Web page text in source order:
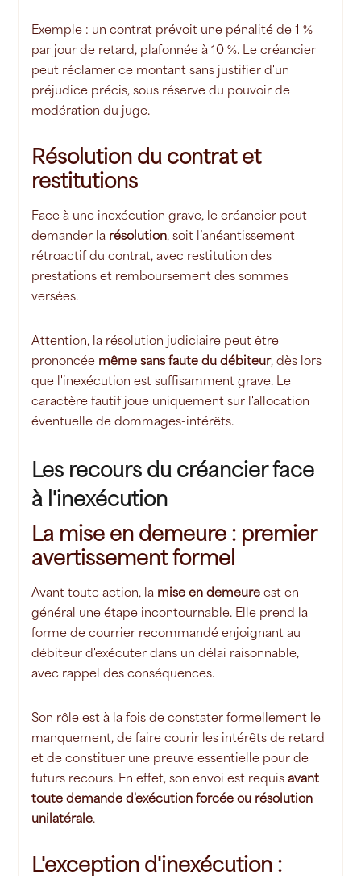
Exemple : un contrat prévoit une pénalité de 1 %
par jour de retard, plafonnée à 10 %. Le créancier
peut réclamer ce montant sans justifier d'un
préjudice précis, sous réserve du pouvoir de
modération du juge.
Résolution du contrat et
restitutions
Face à une inexécution grave, le créancier peut
demander la résolution, soit l’anéantissement
rétroactif du contrat, avec restitution des
prestations et remboursement des sommes
versées.
Attention, la résolution judiciaire peut être
prononcée même sans faute du débiteur, dès lors
que l'inexécution est suffisamment grave. Le
caractère fautif joue uniquement sur l'allocation
éventuelle de dommages-intérêts.
Les recours du créancier face
à l'inexécution
La mise en demeure : premier
avertissement formel
Avant toute action, la mise en demeure est en
général une étape incontournable. Elle prend la
forme de courrier recommandé enjoignant au
débiteur d'exécuter dans un délai raisonnable,
avec rappel des conséquences.
Son rôle est à la fois de constater formellement le
manquement, de faire courir les intérêts de retard
et de constituer une preuve essentielle pour de
futurs recours. En effet, son envoi est requisavant
toute demande d'exécution forcée ou résolution
unilatérale.
L'exception d'inexécution :